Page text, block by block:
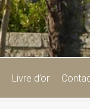
Livre d’or